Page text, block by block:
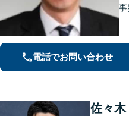
事
電話でお問い合わせ
佐々